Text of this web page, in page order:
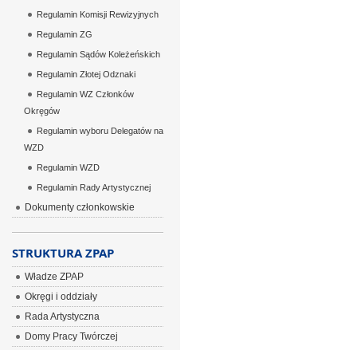
Regulamin Komisji Rewizyjnych
Regulamin ZG
Regulamin Sądów Koleżeńskich
Regulamin Złotej Odznaki
Regulamin WZ Członków
Okręgów
Regulamin wyboru Delegatów na
WZD
Regulamin WZD
Regulamin Rady Artystycznej
Dokumenty członkowskie
STRUKTURA ZPAP
Władze ZPAP
Okręgi i oddziały
Rada Artystyczna
Domy Pracy Twórczej